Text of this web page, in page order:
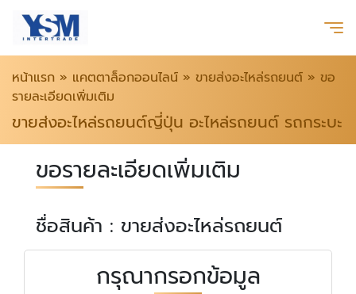
หน้าแรก » แคตตาล็อกออนไลน์ » ขายส่งอะไหล่รถยนต์ » ขอ
รายละเอียดเพิ่มเติม
ขายส่งอะไหล่รถยนต์ญี่ปุ่น อะไหล่รถยนต์ รถกระบะ
ขอรายละเอียดเพิ่มเติม
ชื่อสินค้า : ขายส่งอะไหล่รถยนต์
กรุณากรอกข้อมูล